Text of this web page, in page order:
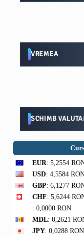
VREMEA
SCHIMB
EUR: 5,2554
USD: 4,5584
GBP: 6,1277
CHF: 5,6244
: 0,0000 RON
MDL: 0,2621
JPY: 0,0288 RON